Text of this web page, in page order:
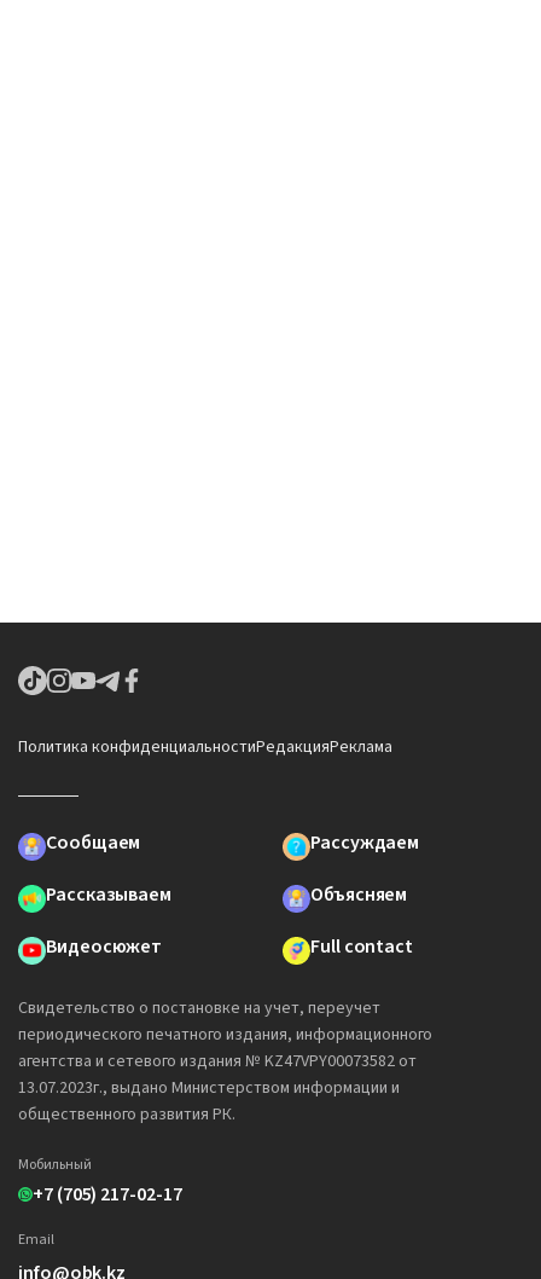
Политика конфиденциальностиРедакцияРеклама
Сообщаем
Рассуждаем
Рассказываем
Объясняем
Видеосюжет
Full contact
Свидетельство о постановке на учет, переучет
периодического печатного издания, информационного
агентства и сетевого издания № KZ47VPY00073582 от
13.07.2023г., выдано Министерством информации и
общественного развития РК.
Мобильный
+7 (705) 217-02-17
Email
info@obk.kz